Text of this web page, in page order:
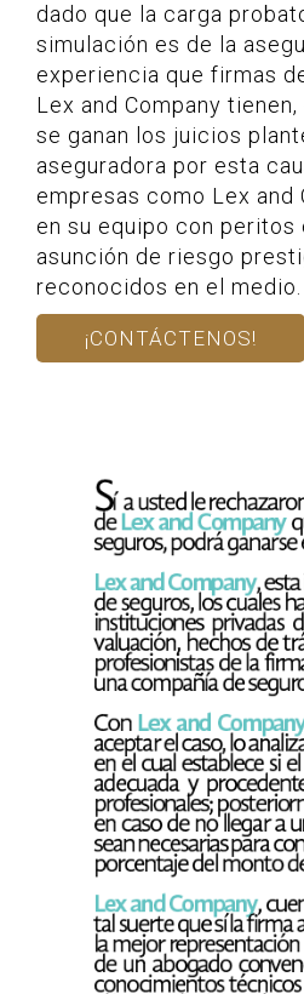
dado que la carga
simulación es de la
experiencia que firmas
Lex and Company
se ganan los juicios
aseguradora por esta
empresas como Lex and
en su equipo con peritos
asunción de riesgo
reconocidos en el medio.
¡CONTÁCTENOS!